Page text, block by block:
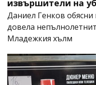
извършители на
Даниел Генков
довела
Младежкия хълм